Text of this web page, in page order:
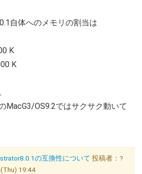
自体へのメモリの割当は
K
K
MacG3/OS9.2ではサクサク動いて
の互換性について 投稿者：?
19:44